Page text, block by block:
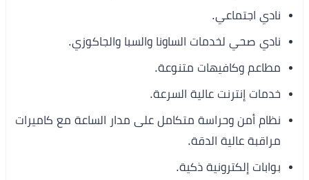
نادي اجتماعي.
نادي صحي لخدمات الساونا والسبا والجاكوزي.
مطاعم وكافيهات متنوعة.
خدمات إنترنت عالية السرعة.
نظام أمن وحراسة متكامل على مدار الساعة مع كاميرات
مراقبة عالية الدقة.
بوابات إلكترونية ذكية.